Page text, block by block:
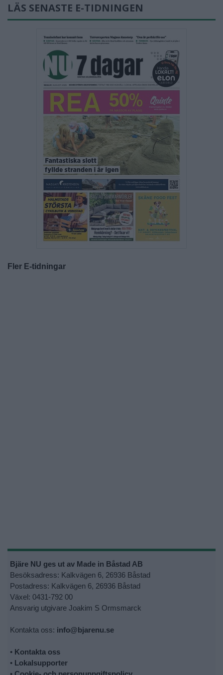
LÄS SENASTE E-TIDNINGEN
Fler E-tidningar
Bjäre NU ges ut av Made in Båstad AB
Besöksadress: Kalkvägen 6, 26936 Båstad
Postadress: Kalkvägen 6, 26936 Båstad
Växel: 0431-792 00
Ansvarig utgivare Joakim S Ormsmarck
Kontakta oss: info@bjarenu.se
• Kontakta oss
• Lokalsupporter